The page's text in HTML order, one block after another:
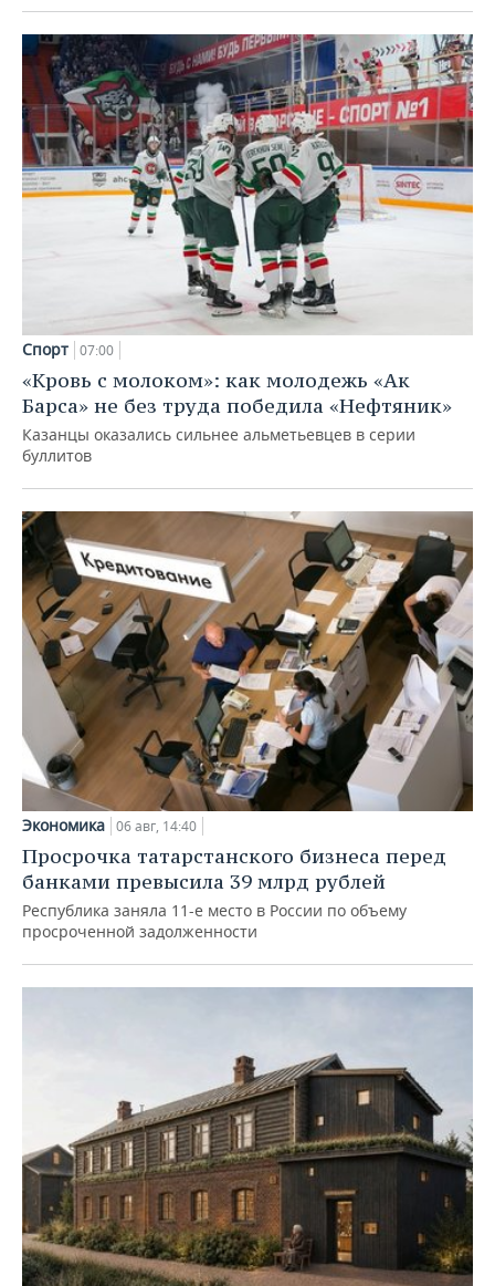
Спорт 07:00
«Кровь с молоком»: как молодежь «Ак
Барса» не без труда победила «Нефтяник»
Казанцы оказались сильнее альметьевцев в серии
буллитов
Экономика 06 авг, 14:40
Просрочка татарстанского бизнеса перед
банками превысила 39 млрд рублей
Республика заняла 11-е место в России по объему
просроченной задолженности